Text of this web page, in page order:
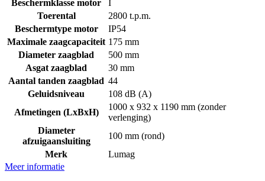
Beschermklasse motor
I
Toerental
2800 t.p.m.
Beschermtype motor
IP54
Maximale zaagcapaciteit 175 mm
Diameter zaagblad
500 mm
Asgat zaagblad
30 mm
Aantal tanden zaagblad 44
Geluidsniveau
108 dB (A)
Afmetingen (LxBxH)
1000 x 932 x 1190 mm (zonder
verlenging)
Diameter
afzuigaansluiting
100 mm (rond)
Merk
Lumag
Meer informatie